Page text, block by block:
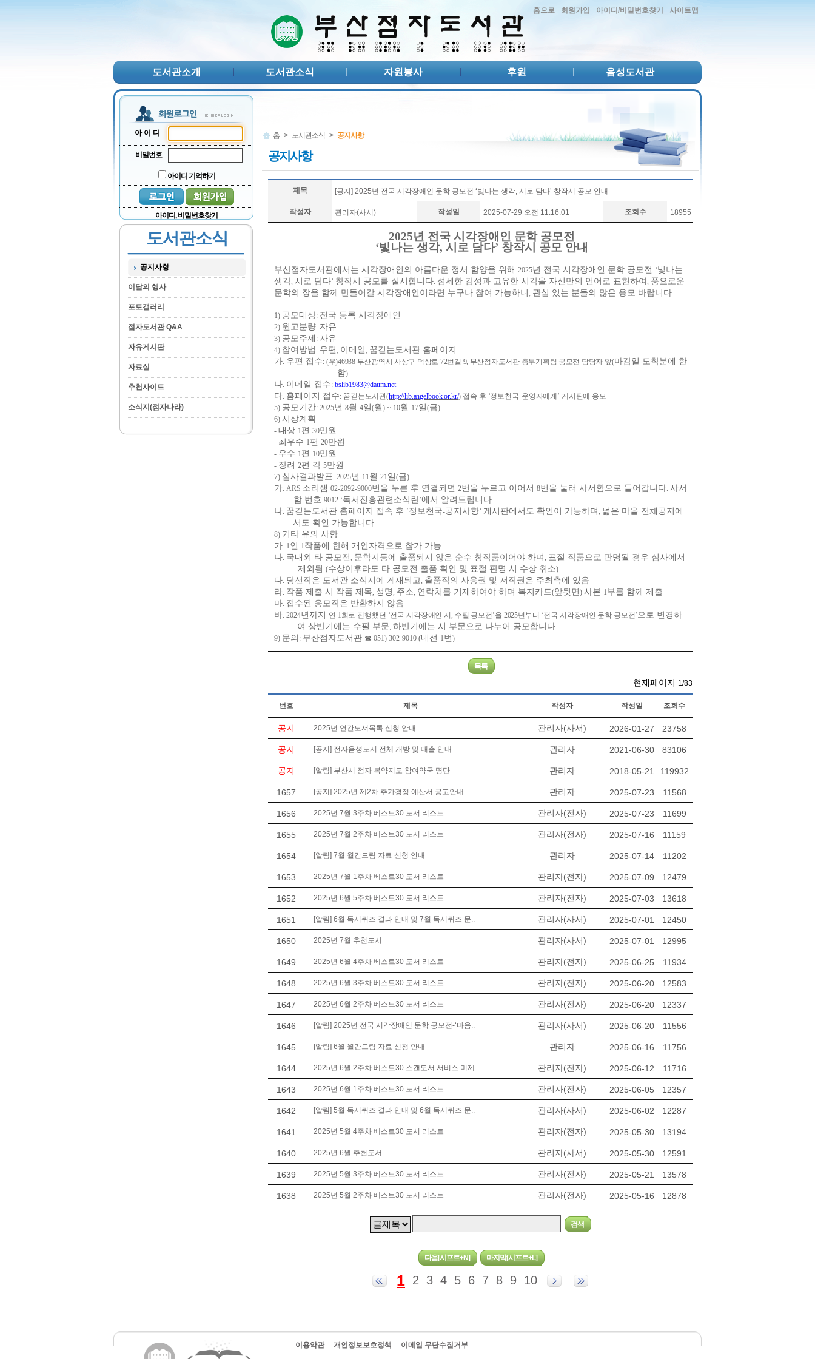
홈으로 회원가입 아이디/비밀번호찾기 사이트맵
도서관소개 도서관소식 자원봉사 후원 음성도서관
아이디
비밀번호
아이디 기억하기
아이디, 비밀번호찾기
도서관소식
공지사항
이달의 행사
포토갤러리
점자도서관 Q&A
자유게시판
자료실
추천사이트
소식지(점자나라)
홈 > 도서관소식 > 공지사항
공지사항
제목 [공지] 2025년 전국 시각장애인 문학 공모전 ‘빛나는 생각, 시로 담다’ 창작시 공모 안내
작성자 관리자(사서) 작성일 2025-07-29 오전 11:16:01 조회수 18955
2025년 전국 시각장애인 문학 공모전
‘빛나는 생각, 시로 담다’ 창작시 공모 안내
부산점자도서관에서는 시각장애인의 아름다운 정서 함양을 위해 2025년 전국 시각장애인 문학 공모전-‘빛나는
생각, 시로 담다’ 창작시 공모를 실시합니다. 섬세한 감성과 고유한 시각을 자신만의 언어로 표현하여, 풍요로운
문학의 장을 함께 만들어갈 시각장애인이라면 누구나 참여 가능하니, 관심 있는 분들의 많은 응모 바랍니다.
1) 공모대상: 전국 등록 시각장애인
2) 원고분량: 자유
3) 공모주제 : 자유
4) 참여방법 : 우편, 이메일, 꿈긷는도서관 홈페이지
가. 우편 접수: (우)46938 부산광역시 사상구 덕상로 72번길 9, 부산점자도서관 총무기획팀 공모전 담당자 앞(마감일 도착분에 한
함)
나. 이메일 접수: bslib1983@daum.net
다. 홈페이지 접수: 꿈긷는도서관(http://lib.angelbook.or.kr/) 접속 후 ‘정보천국-운영자에게 ’ 게시판에 응모
5) 공모기간: 2025년 8월 4일(월) ~ 10월 17일(금)
6) 시상계획
- 대상 1편 30만원
- 최우수 1편 20만원
- 우수 1편 10만원
- 장려 2편 각 5만원
7) 심사결과발표 : 2025년 11월 21일(금)
가. ARS 소리샘 02-2092-9000번을 누른 후 연결되면 2번을 누르고 이어서 8번을 눌러 사서함으로 들어갑니다. 사서
함 번호 9012 ‘독서진흥관련소식란’에서 알려드립니다.
나. 꿈긷는도서관 홈페이지 접속 후 ‘정보천국-공지사항’ 게시판에서도 확인이 가능하며, 넓은 마을 전체공지에
서도 확인 가능합니다.
8) 기타 유의 사항
가. 1인 1작품에 한해 개인자격으로 참가 가능
나. 국내외 타 공모전, 문학지등에 출품되지 않은 순수 창작품이어야 하며, 표절 작품으로 판명될 경우 심사에서
제외됨 (수상이후라도 타 공모전 출품 확인 및 표절 판명 시 수상 취소)
다. 당선작은 도서관 소식지에 게재되고, 출품작의 사용권 및 저작권은 주최측에 있음
라. 작품 제출 시 작품 제목, 성명, 주소, 연락처를 기재하여야 하며 복지카드(앞뒷면) 사본 1부를 함께 제출
마. 접수된 응모작은 반환하지 않음
바. 2024년까지 연 1회로 진행했던 ‘전국 시각장애인 시, 수필 공모전 ’을 2025년부터 ‘전국 시각장애인 문학 공모전’ 으로 변경하
여 상반기에는 수필 부문, 하반기에는 시 부문으로 나누어 공모합니다.
9) 문의 : 부산점자도서관 ☎ 051) 302-9010 (내선 1번)
현재페이지 1/83
번호 제목 작성자 작성일 조회수
공지 2025년 연간도서목록 신청 안내 관리자(사서) 2026-01-27 23758
공지 [공지] 전자음성도서 전체 개방 및 대출 안내 관리자 2021-06-30 83106
공지 [알림] 부산시 점자 복약지도 참여약국 명단 관리자 2018-05-21 119932
1657 [공지] 2025년 제2차 추가경정 예산서 공고안내 관리자 2025-07-23 11568
1656 2025년 7월 3주차 베스트30 도서 리스트 관리자(전자) 2025-07-23 11699
1655 2025년 7월 2주차 베스트30 도서 리스트 관리자(전자) 2025-07-16 11159
1654 [알림] 7월 월간드림 자료 신청 안내 관리자 2025-07-14 11202
1653 2025년 7월 1주차 베스트30 도서 리스트 관리자(전자) 2025-07-09 12479
1652 2025년 6월 5주차 베스트30 도서 리스트 관리자(전자) 2025-07-03 13618
1651 [알림] 6월 독서퀴즈 결과 안내 및 7월 독서퀴즈 문.. 관리자(사서) 2025-07-01 12450
1650 2025년 7월 추천도서 관리자(사서) 2025-07-01 12995
1649 2025년 6월 4주차 베스트30 도서 리스트 관리자(전자) 2025-06-25 11934
1648 2025년 6월 3주차 베스트30 도서 리스트 관리자(전자) 2025-06-20 12583
1647 2025년 6월 2주차 베스트30 도서 리스트 관리자(전자) 2025-06-20 12337
1646 [알림] 2025년 전국 시각장애인 문학 공모전-‘마음.. 관리자(사서) 2025-06-20 11556
1645 [알림] 6월 월간드림 자료 신청 안내 관리자 2025-06-16 11756
1644 2025년 6월 2주차 베스트30 스캔도서 서비스 미제.. 관리자(전자) 2025-06-12 11716
1643 2025년 6월 1주차 베스트30 도서 리스트 관리자(전자) 2025-06-05 12357
1642 [알림] 5월 독서퀴즈 결과 안내 및 6월 독서퀴즈 문.. 관리자(사서) 2025-06-02 12287
1641 2025년 5월 4주차 베스트30 도서 리스트 관리자(전자) 2025-05-30 13194
1640 2025년 6월 추천도서 관리자(사서) 2025-05-30 12591
1639 2025년 5월 3주차 베스트30 도서 리스트 관리자(전자) 2025-05-21 13578
1638 2025년 5월 2주차 베스트30 도서 리스트 관리자(전자) 2025-05-16 12878
1 2 3 4 5 6 7 8 9 10
이용약관 개인정보보호정책 이메일 무단수집거부